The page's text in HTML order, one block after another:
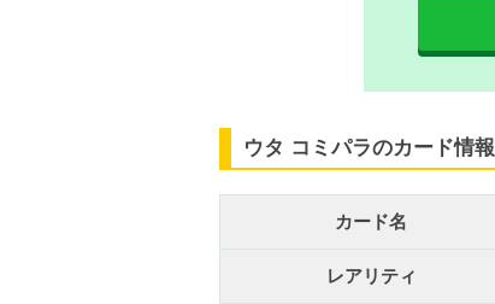
ウタ コミパラのカード情報
カード名
レアリティ